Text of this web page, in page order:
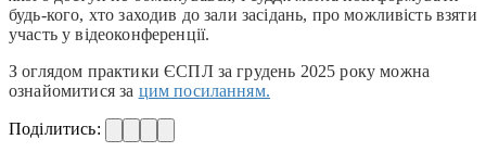
будь-кого, хто заходив до зали засідань, про можливість взяти
участь у відеоконференції.
З оглядом практики ЄСПЛ за грудень 2025 року можна
ознайомитися за цим посиланням.
Поділитись: